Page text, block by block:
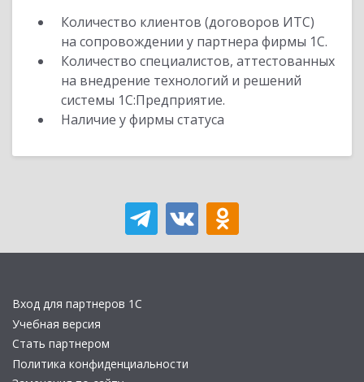
Количество клиентов (договоров ИТС)
на сопровождении у партнера фирмы 1С.
Количество специалистов, аттестованных
на внедрение технологий и решений
системы 1С:Предприятие.
Наличие у фирмы статуса
Вход для партнеров 1С
Учебная версия
Стать партнером
Политика конфиденциальности